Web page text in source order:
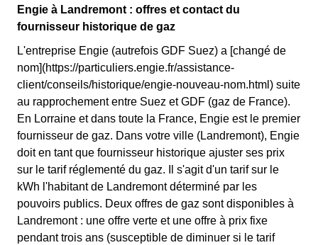
Engie à Landremont : offres et contact du
fournisseur historique de gaz
L'entreprise Engie (autrefois GDF Suez) a [changé de
nom](https://particuliers.engie.fr/assistance-
client/conseils/historique/engie-nouveau-nom.html) suite
au rapprochement entre Suez et GDF (gaz de France).
En Lorraine et dans toute la France, Engie est le premier
fournisseur de gaz. Dans votre ville (Landremont), Engie
doit en tant que fournisseur historique ajuster ses prix
sur le tarif réglementé du gaz. Il s'agit d'un tarif sur le
kWh l'habitant de Landremont déterminé par les
pouvoirs publics. Deux offres de gaz sont disponibles à
Landremont : une offre verte et une offre à prix fixe
pendant trois ans (susceptible de diminuer si le tarif